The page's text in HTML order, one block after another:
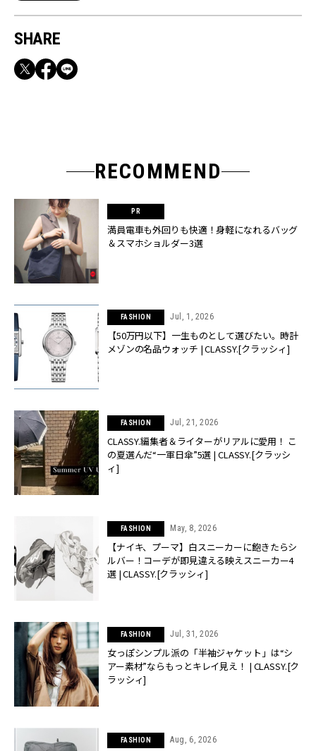
SHARE
RECOMMEND
満員電車も外回りも快適！身軽になれるバッグ
＆スマホショルダー3選
FASHION Jul, 1, 2026
【50万円以下】一生ものとして選びたい。時計
メゾンの名品ウォッチ | CLASSY.[クラッシィ]
FASHION Jul, 21, 2026
CLASSY.編集者＆ライターがリアルに愛用！ こ
の夏選んだ“一軍日傘”5選 | CLASSY.[クラッシ
ィ]
FASHION May, 8, 2026
【ナイキ、プーマ】白スニーカーに飽きたらシ
ルバー！コーデが即見違える映えスニーカー4
選 | CLASSY.[クラッシィ]
FASHION Jul, 31, 2026
女っぽシンプル派の「半袖ジャケット」は“シ
アー素材”ならもっとキレイ見え！ | CLASSY.[ク
ラッシィ]
FASHION Aug, 6, 2026